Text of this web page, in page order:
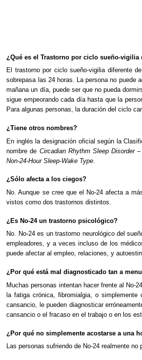
¿Qué es el Trastorno por ciclo sueño-vigilia
El trastorno por ciclo sueño-vigilia diferente
sobrepasa las 24 horas. La persona no
mañana un día, puede ser que no pueda
sigue empeorando cada día hasta que la
Para algunas personas, la duración del ciclo
¿Tiene otros nombres?
En inglés la designación oficial según la
nombre de Circadian Rhythm Sleep Disorder
Non-24-Hour Sleep-Wake Type
¿Sólo afecta a los ciegos?
No. Aunque se cree que el No-24 afecta a
vistos como dos trastornos distintos.
¿Es No-24 un trastorno psicológico?
No. No-24 es un trastorno neurológico del
empleadores, y a veces incluso de los
puede afectar al empleo, relaciones, y
¿Por qué está mal diagnosticado tan a
Muchas personas intentan hacer frente al No-
la fatiga crónica, fibromialgia, o
cansancio, le pueden diagnosticar
cansancio o el fracaso en el trabajo o en los
¿Por qué no simplemente acostarse a una
Las personas sufriendo de No-24 realmente